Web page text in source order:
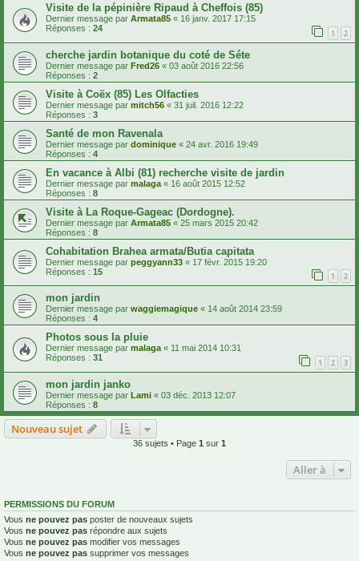
Visite de la pépinière Ripaud à Cheffois (85)
Dernier message par Armata85 « 16 janv. 2017 17:15
Réponses : 24 1 2
cherche jardin botanique du coté de Séte
Dernier message par Fred26 « 03 août 2016 22:56
Réponses : 2
Visite à Coëx (85) Les Olfacties
Dernier message par mitch56 « 31 juil. 2016 12:22
Réponses : 3
Santé de mon Ravenala
Dernier message par dominique « 24 avr. 2016 19:49
Réponses : 4
En vacance à Albi (81) recherche visite de jardin
Dernier message par malaga « 16 août 2015 12:52
Réponses : 8
Visite à La Roque-Gageac (Dordogne).
Dernier message par Armata85 « 25 mars 2015 20:42
Réponses : 8
Cohabitation Brahea armata/Butia capitata
Dernier message par peggyann33 « 17 févr. 2015 19:20
Réponses : 15 1 2
mon jardin
Dernier message par waggiemagique « 14 août 2014 23:59
Réponses : 4
Photos sous la pluie
Dernier message par malaga « 11 mai 2014 10:31
Réponses : 31 1 2 3
mon jardin janko
Dernier message par Lami « 03 déc. 2013 12:07
Réponses : 8
Nouveau sujet
36 sujets • Page 1 sur 1
Aller à
PERMISSIONS DU FORUM
Vous ne pouvez pas poster de nouveaux sujets
Vous ne pouvez pas répondre aux sujets
Vous ne pouvez pas modifier vos messages
Vous ne pouvez pas supprimer vos messages